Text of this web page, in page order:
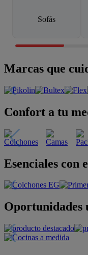
Sofás
Marcas que
Confort a tu
Esenciales con
Oportunidades